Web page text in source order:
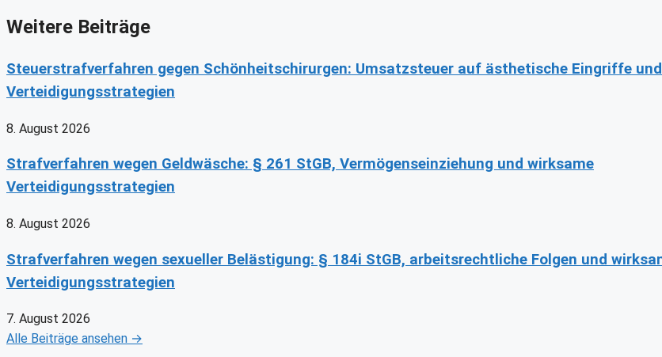
Weitere Beiträge
Steuerstrafverfahren gegen Schönheitschirurgen: Umsatzsteuer auf ästhetische Eingriffe
Verteidigungsstrategien
8. August 2026
Strafverfahren wegen Geldwäsche: § 261 StGB, Vermögenseinziehung und wirksame
Verteidigungsstrategien
8. August 2026
Strafverfahren wegen sexueller Belästigung: § 184i StGB, arbeitsrechtliche Folgen und
Verteidigungsstrategien
7. August 2026
Alle Beiträge ansehen →